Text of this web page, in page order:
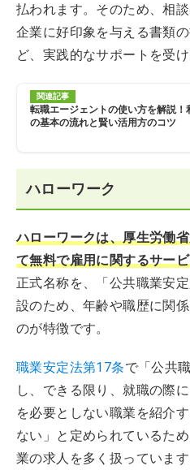
払われます。そのため、相
企業に好印象を与える書類
ど、実践的なサポートを受
関連記事
転職エージェントの使い方を解説！
の基本の流れと賢い活用方のコツ
ハローワーク
ハローワークは、厚生労働
て無料で雇用に関するサー
正式名称を、「公共職業安
設のため、年齢や職歴に関
のが特徴です。
職業安定法第17条で「公共
し、できる限り、就職の際
を必要としない職業を紹介
ない」と定められているた
業の求人を多く扱っています